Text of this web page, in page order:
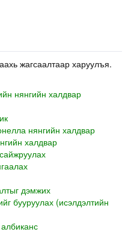
жагсаалтаар харуулъя.
нянгийн халдвар
нянгийн халдвар
халдвар
дэмжих
бууруулах (исэлдэлтийн